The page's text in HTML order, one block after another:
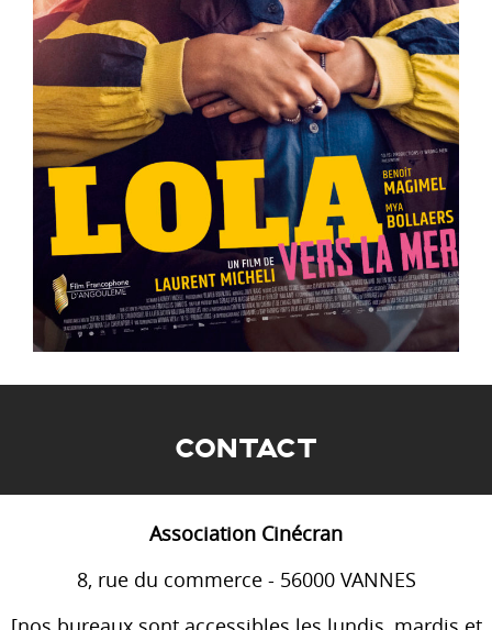
CONTACT
Association Cinécran
8, rue du commerce - 56000 VANNES